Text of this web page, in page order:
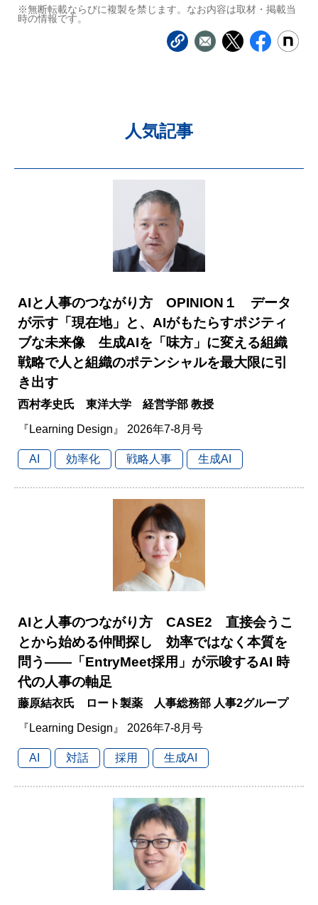
※無断転載ならびに複製を禁じます。なお内容は取材・掲載当
時の情報です。
人気記事
AIと人事のつながり方 OPINION１ データ
が示す「現在地」と、AIがもたらすポジティ
ブな未来像 生成AIを「味方」に変える組織
戦略で人と組織のポテンシャルを最大限に引
き出す
西村孝史氏 東洋大学 経営学部 教授
『Learning Design』 2026年7-8月号
AI 効率化 戦略人事 生成AI
AIと人事のつながり方 CASE2 直接会うこ
とから始める仲間探し 効率ではなく本質を
問う――「EntryMeet採用」が示唆するAI 時
代の人事の軸足
藤原結衣氏 ロート製薬 人事総務部 人事2グループ
『Learning Design』 2026年7-8月号
AI 対話 採用 生成AI